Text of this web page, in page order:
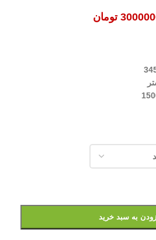
تومان
به سبد خرید